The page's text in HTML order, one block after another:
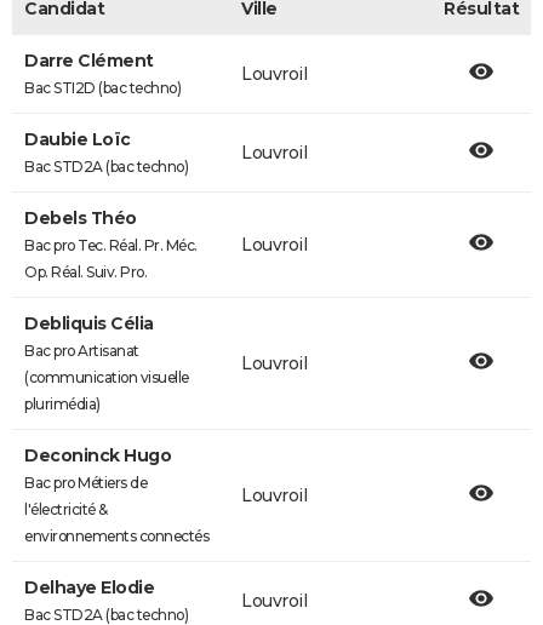
Candidat Ville Résultat
Darre Clément
Bac STI2D (bac techno)
Louvroil
Daubie Loïc
Bac STD2A (bac techno)
Louvroil
Debels Théo
Bac pro Tec. Réal. Pr. Méc.
Op. Réal. Suiv. Pro.
Louvroil
Debliquis Célia
Bac pro Artisanat
(communication visuelle
plurimédia)
Louvroil
Deconinck Hugo
Bac pro Métiers de
l'électricité &
environnements connectés
Louvroil
Delhaye Elodie
Bac STD2A (bac techno)
Louvroil